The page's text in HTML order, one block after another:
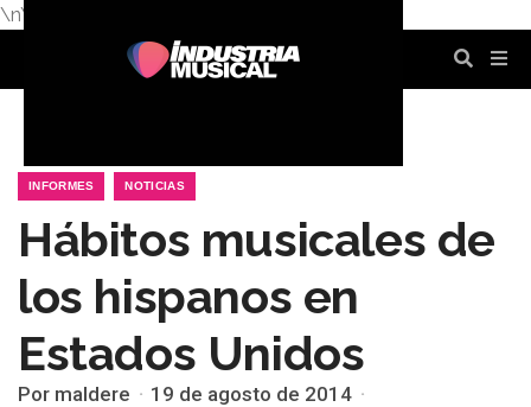
\n\n
INFORMES NOTICIAS
Hábitos musicales de
los hispanos en
Estados Unidos
Por maldere 19 de agosto de 2014